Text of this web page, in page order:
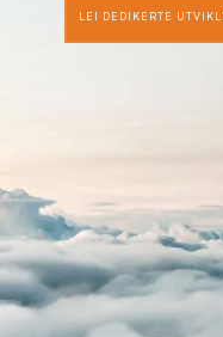
LEI DEDIKERTE